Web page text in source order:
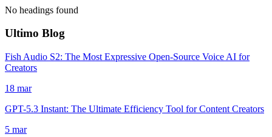
No headings found
Ultimo Blog
Fish Audio S2: The Most Expressive Open-Source Voice AI for
Creators
18 mar
GPT-5.3 Instant: The Ultimate Efficiency Tool for Content Creators
5 mar